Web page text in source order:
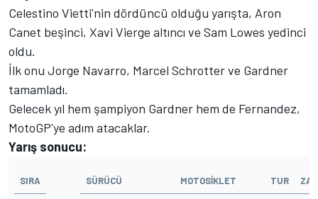
Celestino Vietti'nin dördüncü olduğu yarışta, Aron
Canet beşinci, Xavi Vierge altıncı ve Sam Lowes yedinci
oldu.
İlk onu Jorge Navarro, Marcel Schrotter ve Gardner
tamamladı.
Gelecek yıl hem şampiyon Gardner hem de Fernandez,
MotoGP'ye adım atacaklar.
Yarış sonucu:
SIRA SÜRÜCÜ MOTOSIKLET TUR